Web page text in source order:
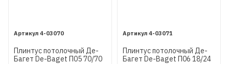
4-03070
Плинтус потолочный Де-
Багет De-Baget П05 70/70
4-03071
Плинтус потолочный Де-
Багет De-Baget П06 18/24